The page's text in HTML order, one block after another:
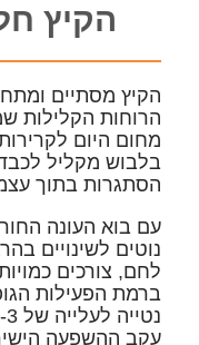
הקיץ
הקיץ מסתיים
הרוחות הקלילות
מחום היום
בלבוש מקליל
הסתגרות בתוך
עם בוא העונה
נוטים לשינויים
לחם, צורכים
ברמת הפעילות
עקב ההשפעה